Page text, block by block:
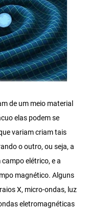
de um meio material
elas podem se
variam criam tais
o outro, ou seja, a
elétrico, e a
magnético. Alguns
X, micro-ondas, luz
eletromagnéticas